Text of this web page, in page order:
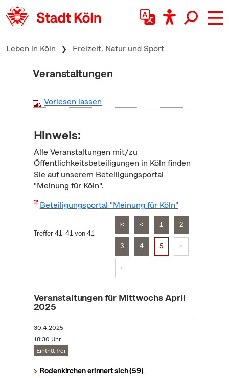
zum Inhalt springen
Leben in Köln Freizeit, Natur und Sport
Veranstaltungen
Vorlesen lassen
Hinweis:
Alle Veranstaltungen mit/zu
Öffentlichkeitsbeteiligungen in Köln finden
Sie auf unserem Beteiligungsportal
"Meinung für Köln".
Beteiligungsportal "Meinung für Köln"
Treffer 41–41 von 41
|< < 1 2
3 4 5 >
>|
Veranstaltungen für Mittwochs April
2025
30.4.2025
18:30 Uhr
Eintritt frei
Rodenkirchen erinnert sich (59)